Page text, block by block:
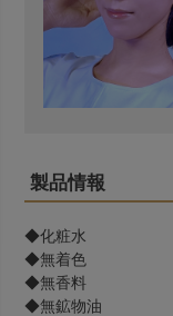
製品情報
◆化粧水
◆無着色
◆無香料
◆無鉱物油